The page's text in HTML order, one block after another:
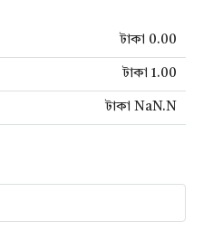
টাকা 0.00
টাকা 1.00
টাকা NaN.N